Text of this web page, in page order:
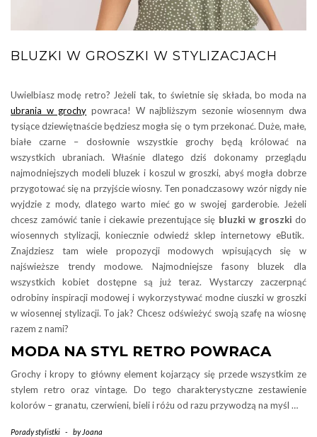
BLUZKI W GROSZKI W STYLIZACJACH
Uwielbiasz modę retro? Jeżeli tak, to świetnie się składa, bo moda na
ubrania w grochy powraca! W najbliższym sezonie wiosennym dwa
tysiące dziewiętnaście będziesz mogła się o tym przekonać. Duże, małe,
białe czarne – dosłownie wszystkie grochy będą królować na
wszystkich ubraniach. Właśnie dlatego dziś dokonamy przeglądu
najmodniejszych modeli bluzek i koszul w groszki, abyś mogła dobrze
przygotować się na przyjście wiosny. Ten ponadczasowy wzór nigdy nie
wyjdzie z mody, dlatego warto mieć go w swojej garderobie. Jeżeli
chcesz zamówić tanie i ciekawie prezentujące się bluzki w groszki do
wiosennych stylizacji, koniecznie odwiedź sklep internetowy eButik.
Znajdziesz tam wiele propozycji modowych wpisujących się w
najświeższe trendy modowe. Najmodniejsze fasony bluzek dla
wszystkich kobiet dostępne są już teraz. Wystarczy zaczerpnąć
odrobiny inspiracji modowej i wykorzystywać modne ciuszki w groszki
w wiosennej stylizacji. To jak? Chcesz odświeżyć swoją szafę na wiosnę
razem z nami?
MODA NA STYL RETRO POWRACA
Grochy i kropy to główny element kojarzący się przede wszystkim ze
stylem retro oraz vintage. Do tego charakterystyczne zestawienie
kolorów – granatu, czerwieni, bieli i różu od razu przywodzą na myśl …
Porady stylistki - by Joana